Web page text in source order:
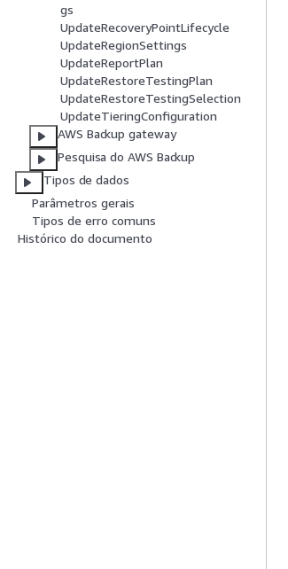
gs
UpdateRecoveryPointLifecycle
UpdateRegionSettings
UpdateReportPlan
UpdateRestoreTestingPlan
UpdateRestoreTestingSelection
UpdateTieringConfiguration
AWS Backup gateway
Pesquisa do AWS Backup
Tipos de dados
Parâmetros gerais
Tipos de erro comuns
Histórico do documento